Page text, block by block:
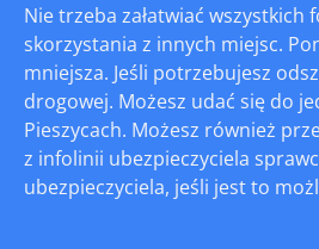
Nie trzeba załatwiać
skorzystania z innych miejsc.
mniejsza. Jeśli potrzebujesz
drogowej. Możesz udać się do
Pieszycach. Możesz również
z infolinii ubezpieczyciela
ubezpieczyciela, jeśli jest to